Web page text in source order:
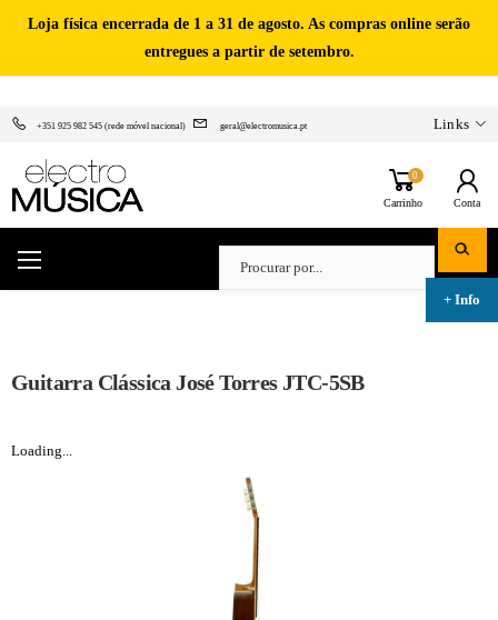
Loja física encerrada de 1 a 31 de agosto. As compras online serão
entregues a partir de setembro.
+351 925 982 545 (rede móvel nacional) geral@electromusica.pt Links
0
Carrinho Conta
Guitarra Clássica José Torres JTC-5SB
Loading...